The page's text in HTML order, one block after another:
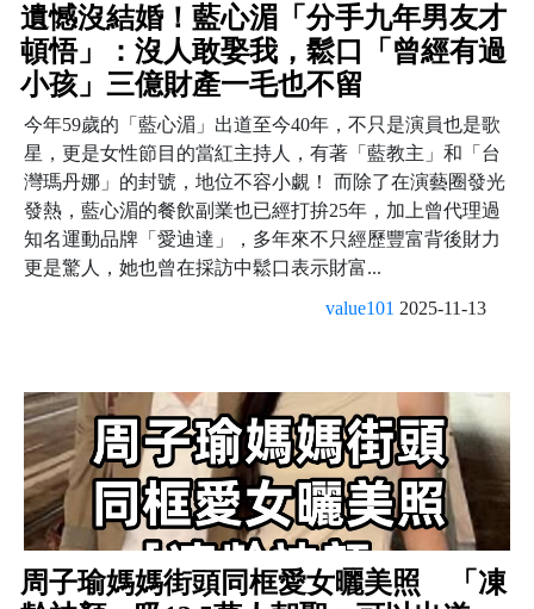
遺憾沒結婚！藍心湄「分手九年男友才
頓悟」：沒人敢娶我，鬆口「曾經有過
小孩」三億財產一毛也不留
今年59歲的「藍心湄」出道至今40年，不只是演員也是歌
星，更是女性節目的當紅主持人，有著「藍教主」和「台
灣瑪丹娜」的封號，地位不容小覷！ 而除了在演藝圈發光
發熱，藍心湄的餐飲副業也已經打拚25年，加上曾代理過
知名運動品牌「愛迪達」，多年來不只經歷豐富背後財力
更是驚人，她也曾在採訪中鬆口表示財富...
value101 2025-11-13
周子瑜媽媽街頭同框愛女曬美照 「凍